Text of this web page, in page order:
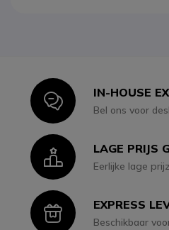
IconIN-HOUSE
Bel ons voor
IconLAGE PRIJS
Eerlijke lage
IconEXPRESS
Beschikbaar